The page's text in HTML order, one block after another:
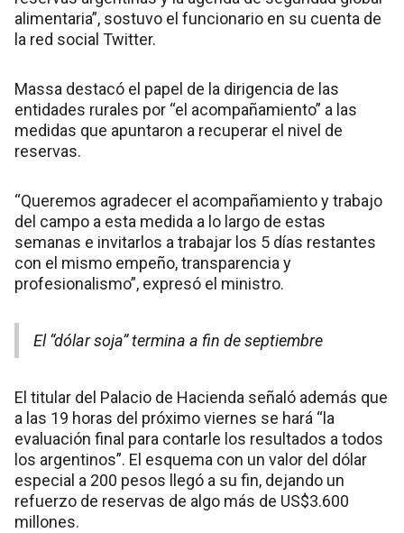
alimentaria”, sostuvo el funcionario en su cuenta de
la red social Twitter.
Massa destacó el papel de la dirigencia de las
entidades rurales por “el acompañamiento” a las
medidas que apuntaron a recuperar el nivel de
reservas.
“Queremos agradecer el acompañamiento y trabajo
del campo a esta medida a lo largo de estas
semanas e invitarlos a trabajar los 5 días restantes
con el mismo empeño, transparencia y
profesionalismo”, expresó el ministro.
El “dólar soja” termina a fin de septiembre
El titular del Palacio de Hacienda señaló además que
a las 19 horas del próximo viernes se hará “la
evaluación final para contarle los resultados a todos
los argentinos”. El esquema con un valor del dólar
especial a 200 pesos llegó a su fin, dejando un
refuerzo de reservas de algo más de US$3.600
millones.